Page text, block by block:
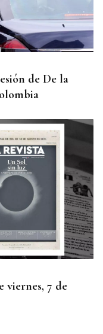
de De la
viernes, 7 de